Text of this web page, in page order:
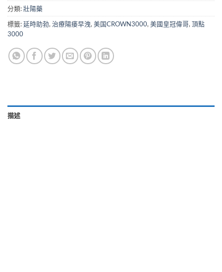
分類:壯陽藥
標籤:延時助勃, 治療陽痿早洩, 美国CROWN3000, 美國皇冠偉哥, 頂點
3000
描述